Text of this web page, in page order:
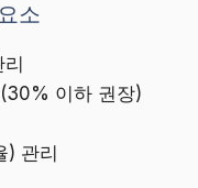
소
이하 권장)
) 관리